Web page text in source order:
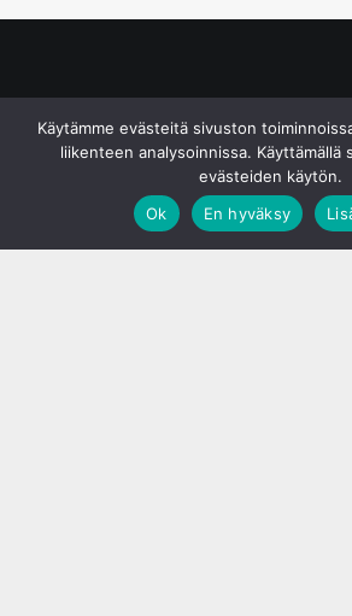
Käytämme evästeitä sivuston
liikenteen analysoinnissa. Käyttämällä
evästeiden käytön.
Ok
En hyväksy